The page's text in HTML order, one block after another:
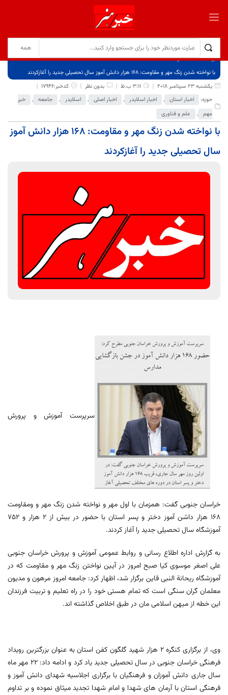
برگ نخست
نوشته‌ها
با نواخته شدن زنگ مهر و مقاومت: 168 هزار دانش آموز سال تحصیلی جدید را آغازکردند
یکشنبه 23 سپتامبر 2018
3:11 ب.ظ بدون نظر
کدخبر:17946
حوزه:
اخبار استان , اخبار اسلایدر , اخبار اصلی , اسلایدر , جامعه ,
خبر
مهم , علم و فناوری
با نواخته شدن زنگ مهر و مقاومت: 168 هزار دانش آموز
سال تحصیلی جدید را آغازکردند
سرپرست آموزش و پرورش
خراسان جنوبی گفت: همزمان با اول مهر و نواخته شدن زنگ مهر و ومقاومت
168 هزار داشن آموز دختر و پسر استان با حضور در بیش از 2 هزار و 752
آموزشگاه سال تحصیلی جدید را آغاز کردند.
به گزارش اداره اطلاع رسانی و روابط عمومی آموزش و پرورش خراسان جنوبی
علی اصغر موسوی کیا صبح امروز در آیین نواختن زنگ مهر و مقاومت که در
آموزشگاه ریحانة النبی قاین برگزار شد، اظهار کرد: جامعه امروز مرهون و مدیون
معلمان گران سنگی است که تمام هستی خود را در راه تعلیم و تربیت فرزندان
این خطه از میهن اسلامی مان در طبق اخلاص گذاشته اند.
وی، از برگزاری کنگره 2 هزار شهید گلگون کفن استان به عنوان بزرگترین رویداد
فرهنگی خراسان جنوبی در سال تحصیلی جدید یاد کرد و ادامه داد: 22 مهر ماه
سال جاری دانش آموزان و فرهنگیان با برگزاری اجلاسیه شهدای دانش آموز و
فرهنگی استان با آرمان های شهدا و امام شهدا تجدید میثاق نموده و بر تداوم